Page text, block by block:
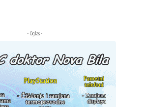
- Oglas -